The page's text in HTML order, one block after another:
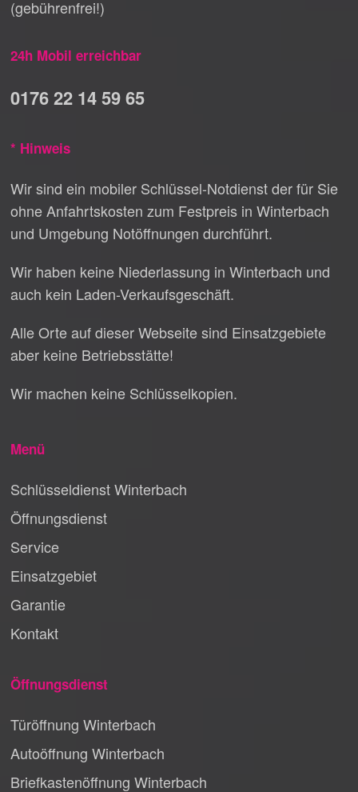
(gebührenfrei!)
24h Mobil erreichbar
0176 22 14 59 65
* Hinweis
Wir sind ein mobiler Schlüssel-Notdienst der für Sie
ohne Anfahrtskosten zum Festpreis in Winterbach
und Umgebung Notöffnungen durchführt.
Wir haben keine Niederlassung in Winterbach und
auch kein Laden-Verkaufsgeschäft.
Alle Orte auf dieser Webseite sind Einsatzgebiete
aber keine Betriebsstätte!
Wir machen keine Schlüsselkopien.
Menü
Schlüsseldienst Winterbach
Öffnungsdienst
Service
Einsatzgebiet
Garantie
Kontakt
Öffnungsdienst
Türöffnung Winterbach
Autoöffnung Winterbach
Briefkastenöffnung Winterbach